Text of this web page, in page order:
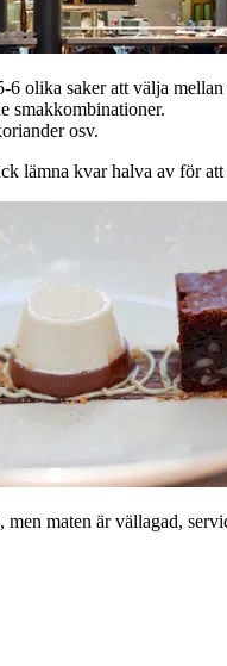
6 olika saker att välja
smakkombinationer.
osv.
lämna kvar halva av för att
, men maten är vällagad,